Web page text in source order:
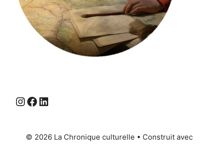
Instagram
Facebook
LinkedIn
© 2026 La Chronique culturelle • Construit avec